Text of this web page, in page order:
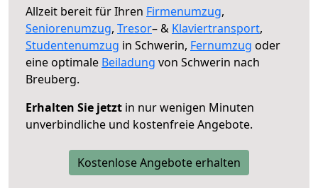
Allzeit bereit für Ihren Firmenumzug,
Seniorenumzug, Tresor– & Klaviertransport,
Studentenumzug in Schwerin, Fernumzug oder
eine optimale Beiladung von Schwerin nach
Breuberg.
Erhalten Sie jetzt in nur wenigen Minuten
unverbindliche und kostenfreie Angebote.
Kostenlose Angebote erhalten